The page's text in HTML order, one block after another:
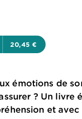
20,45 €
émotions de
? Un
et avec